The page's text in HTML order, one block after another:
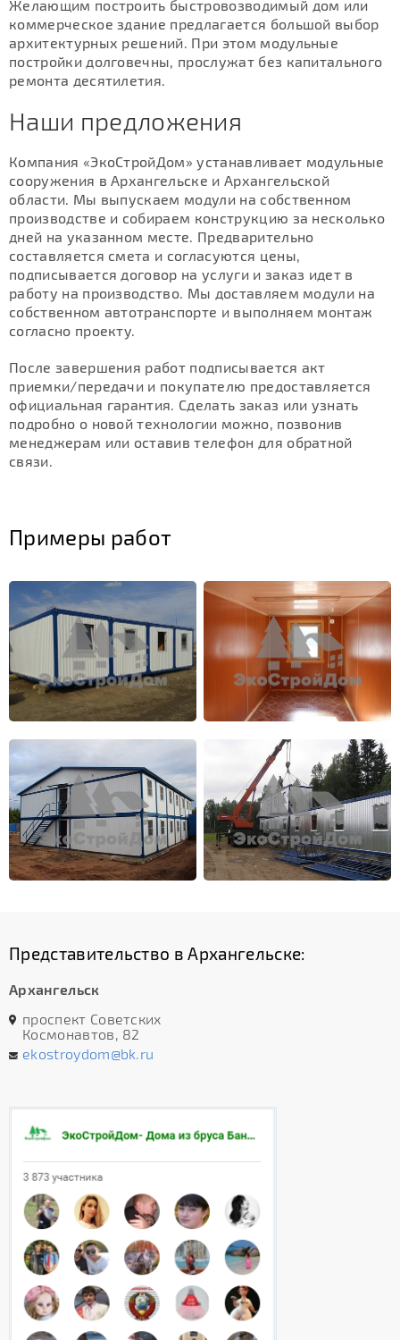
Желающим построить быстровозводимый дом или
коммерческое здание предлагается большой выбор
архитектурных решений. При этом модульные
постройки долговечны, прослужат без капитального
ремонта десятилетия.
Наши предложения
Компания «ЭкоСтройДом» устанавливает модульные
сооружения в Архангельске и Архангельской
области. Мы выпускаем модули на собственном
производстве и собираем конструкцию за несколько
дней на указанном месте. Предварительно
составляется смета и согласуются цены,
подписывается договор на услуги и заказ идет в
работу на производство. Мы доставляем модули на
собственном автотранспорте и выполняем монтаж
согласно проекту.
После завершения работ подписывается акт
приемки/передачи и покупателю предоставляется
официальная гарантия. Сделать заказ или узнать
подробно о новой технологии можно, позвонив
менеджерам или оставив телефон для обратной
связи.
Примеры работ
Представительство в Архангельске:
Архангельск
проспект Советских
Космонавтов, 82
ekostroydom@bk.ru